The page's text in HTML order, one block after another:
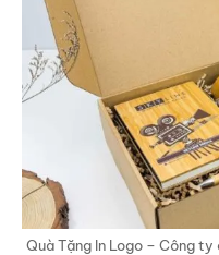
Quà Tặng In Logo – Công